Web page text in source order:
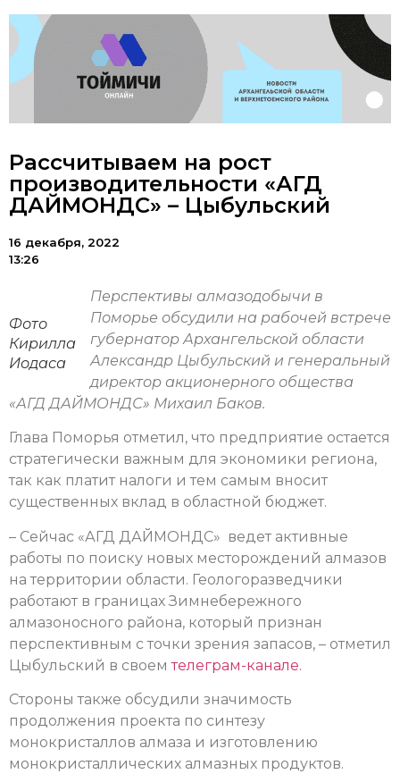
Рассчитываем на рост
производительности «АГД
ДАЙМОНДС» – Цыбульский
16 декабря, 2022
13:26
Фото
Кирилла
Иодаса
Перспективы алмазодобычи в
Поморье обсудили на рабочей встрече
губернатор Архангельской области
Александр Цыбульский и генеральный
директор акционерного общества
«АГД ДАЙМОНДС» Михаил Баков.
Глава Поморья отметил, что предприятие остается
стратегически важным для экономики региона,
так как платит налоги и тем самым вносит
существенных вклад в областной бюджет.
– Сейчас «АГД ДАЙМОНДС» ведет активные
работы по поиску новых месторождений алмазов
на территории области. Геологоразведчики
работают в границах Зимнебережного
алмазоносного района, который признан
перспективным с точки зрения запасов, – отметил
Цыбульский в своемтелеграм-канале.
Стороны также обсудили значимость
продолжения проекта по синтезу
монокристаллов алмаза и изготовлению
монокристаллических алмазных продуктов.